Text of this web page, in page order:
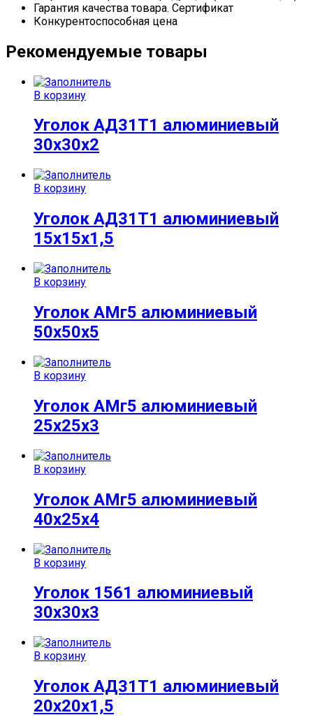
Гарантия качества товара. Сертификат
Конкурентоспособная цена
Рекомендуемые товары
В корзину
Уголок АД31Т1 алюминиевый
30х30х2
В корзину
Уголок АД31Т1 алюминиевый
15х15х1,5
В корзину
Уголок АМг5 алюминиевый
50х50х5
В корзину
Уголок АМг5 алюминиевый
25х25х3
В корзину
Уголок АМг5 алюминиевый
40х25х4
В корзину
Уголок 1561 алюминиевый
30х30х3
В корзину
Уголок АД31Т1 алюминиевый
20х20х1,5